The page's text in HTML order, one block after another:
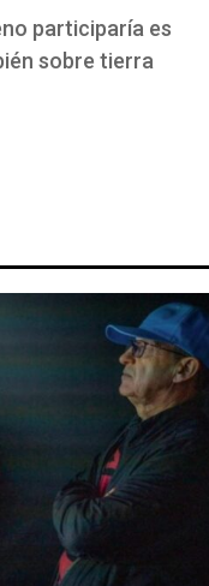
participaría es
sobre tierra